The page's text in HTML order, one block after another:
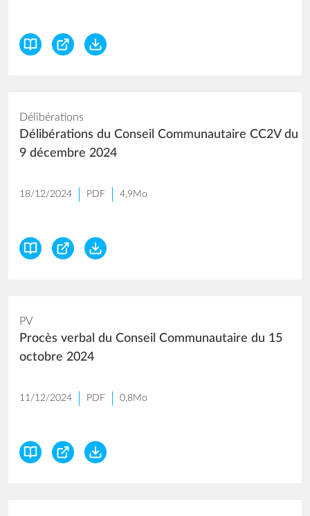
Délibérations
Délibérations du Conseil Communautaire CC2V du
9 décembre 2024
18/12/2024 PDF 4,9Mo
PV
Procès verbal du Conseil Communautaire du 15
octobre 2024
11/12/2024 PDF 0,8Mo